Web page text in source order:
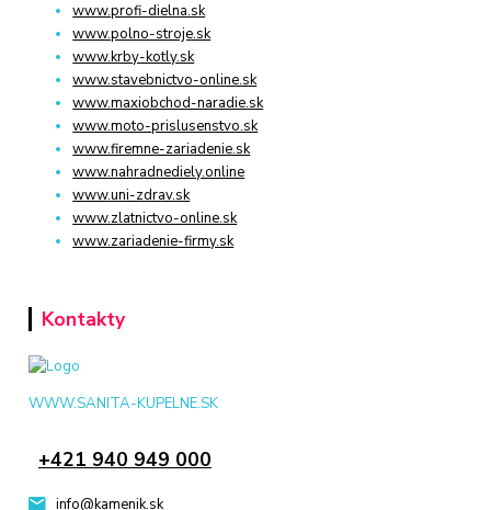
www.profi-dielna.sk
www.polno-stroje.sk
www.krby-kotly.sk
www.stavebnictvo-online.sk
www.maxiobchod-naradie.sk
www.moto-prislusenstvo.sk
www.firemne-zariadenie.sk
www.nahradnediely.online
www.uni-zdrav.sk
www.zlatnictvo-online.sk
www.zariadenie-firmy.sk
Kontakty
WWW.SANITA-KUPELNE.SK
+421 940 949 000
info@kamenik.sk